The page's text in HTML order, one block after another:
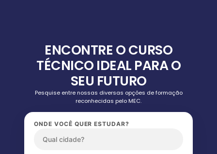
ENCONTRE O CURSO
TÉCNICO IDEAL PARA O
SEU FUTURO
Pesquise entre nossas diversas opções de formação
reconhecidas pelo MEC.
ONDE VOCÊ QUER ESTUDAR?